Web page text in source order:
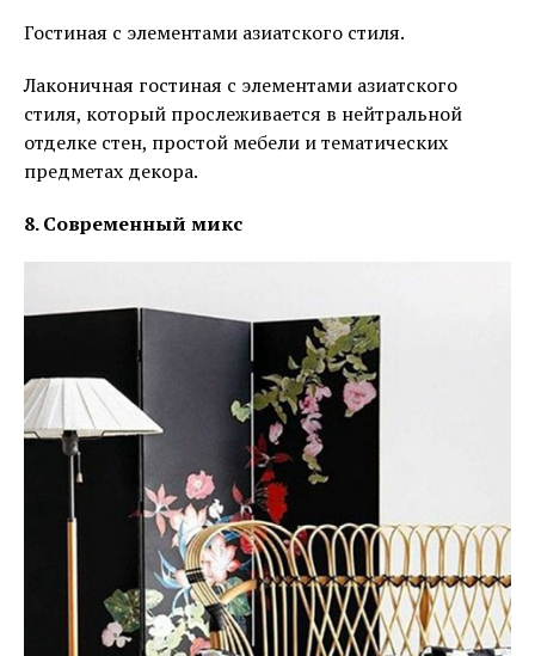
Гостиная с элементами азиатского стиля.
Лаконичная гостиная с элементами азиатского
стиля, который прослеживается в нейтральной
отделке стен, простой мебели и тематических
предметах декора.
8. Современный микс